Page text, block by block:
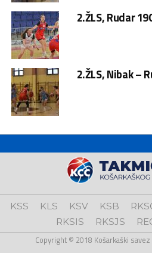
2.ŽLS, Rudar
2.ŽLS, Nibak –
KSS KLS KSV KSB
RKSIS
RKSJS
Copyright © 2018 Košarkaški